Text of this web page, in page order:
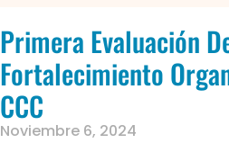
Primera Evaluación
Fortalecimiento
CCC
Noviembre 6, 2024